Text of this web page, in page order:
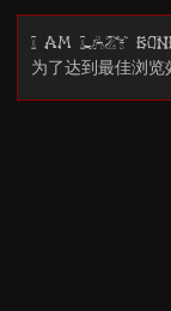
I am LAZY
为了达到最佳浏